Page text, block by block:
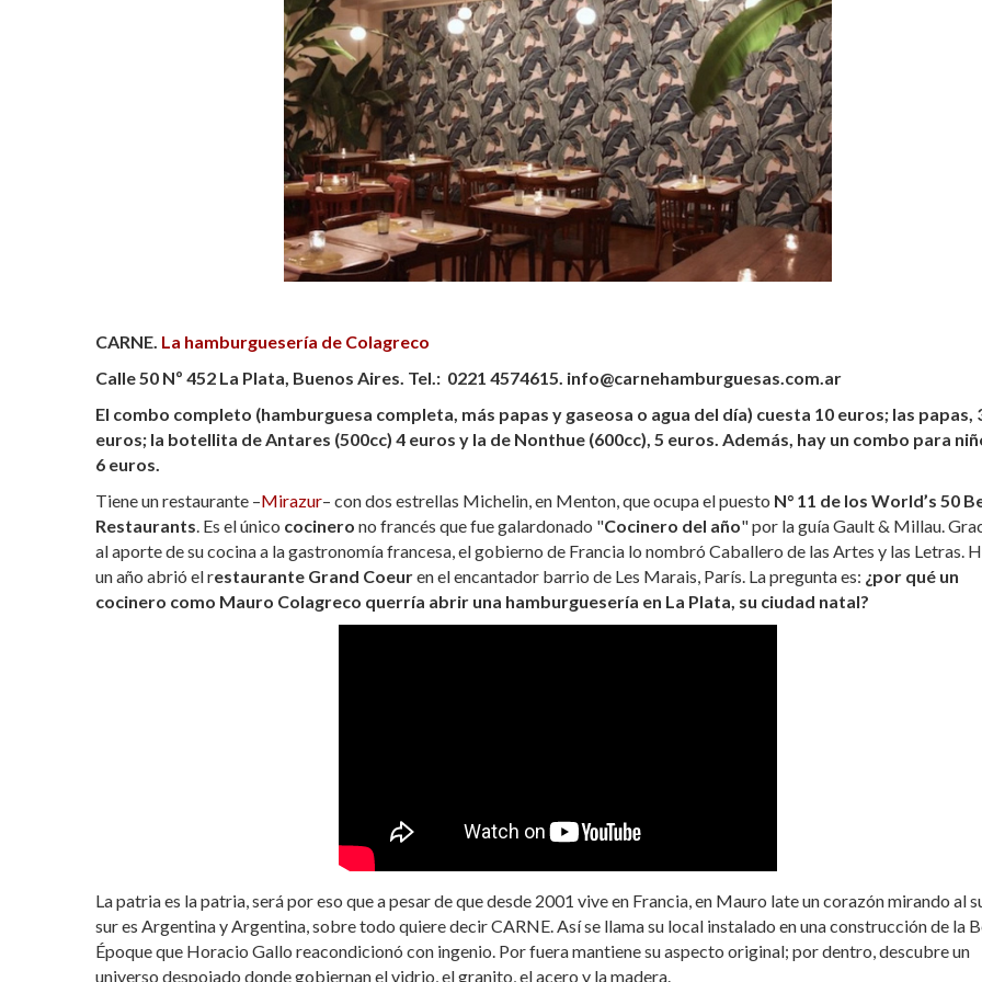
CARNE. La hamburguesería de Colagreco
Calle 50 Nº 452 La Plata, Buenos Aires. Tel.: 0221 4574615. info@carnehamburguesas.com.ar
El combo completo (hamburguesa completa, más papas y gaseosa o agua del día) cuesta 10 euros; las papas,
euros; la botellita de Antares (500cc) 4 euros y la de Nonthue (600cc), 5 euros. Además, hay un combo para
6 euros.
Tiene un restaurante –Mirazur– con dos estrellas Michelin, en Menton, que ocupa el puesto N° 11 de los World’s 50
Restaurants. Es el único cocinero no francés que fue galardonado "Cocinero del año" por la guía Gault & Millau.
al aporte de su cocina a la gastronomía francesa, el gobierno de Francia lo nombró Caballero de las Artes y las Letras.
un año abrió el restaurante Grand Coeuren el encantador barrio de Les Marais, París. La pregunta es: ¿por qué un
cocinero como Mauro Colagreco querría abrir una hamburguesería en La Plata, su ciudad natal?
La patria es la patria, será por eso que a pesar de que desde 2001 vive en Francia, en Mauro late un corazón mirando al
sur es Argentina y Argentina, sobre todo quiere decir CARNE. Así se llama su local instalado en una construcción de la
Époque que Horacio Gallo reacondicionó con ingenio. Por fuera mantiene su aspecto original; por dentro, descubre un
universo despojado donde gobiernan el vidrio, el granito, el acero y la madera.